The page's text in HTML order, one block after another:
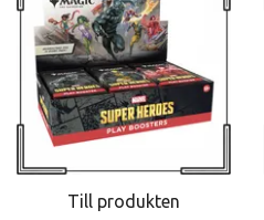
Till produkten